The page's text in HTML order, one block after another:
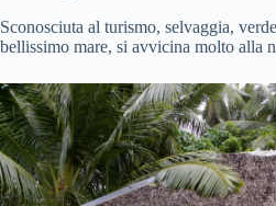
Sconosciuta al turismo, selvaggia,
bellissimo mare, si avvicina molto alla